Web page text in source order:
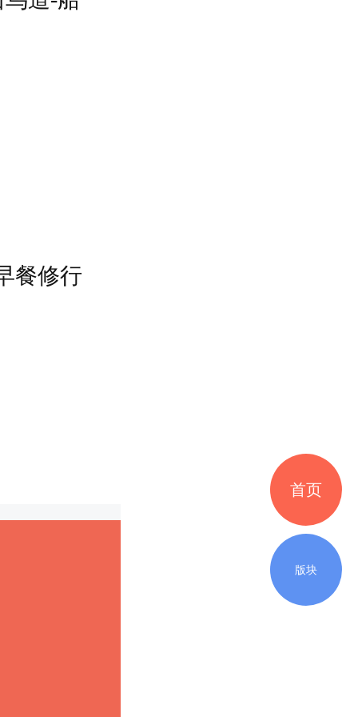
已被
餐修行
首页
版块